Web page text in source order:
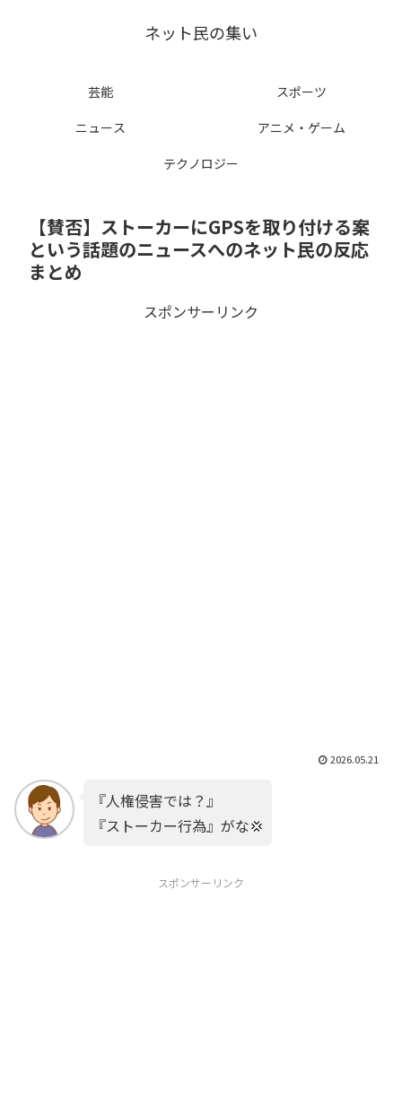
ネット民の集い
芸能
スポーツ
ニュース
アニメ・ゲーム
テクノロジー
【賛否】ストーカーにGPSを取り付ける案
という話題のニュースへのネット民の反応
まとめ
スポンサーリンク
2026.05.21
『人権侵害では？』
『ストーカー行為』がな💢
スポンサーリンク